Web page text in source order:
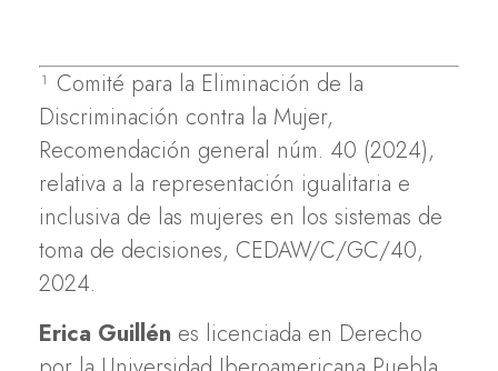
¹ Comité para la Eliminación de la
Discriminación contra la Mujer,
Recomendación general núm. 40 (2024),
relativa a la representación igualitaria e
inclusiva de las mujeres en los sistemas de
toma de decisiones, CEDAW/C/GC/40,
2024.
Erica Guillén es licenciada en Derecho